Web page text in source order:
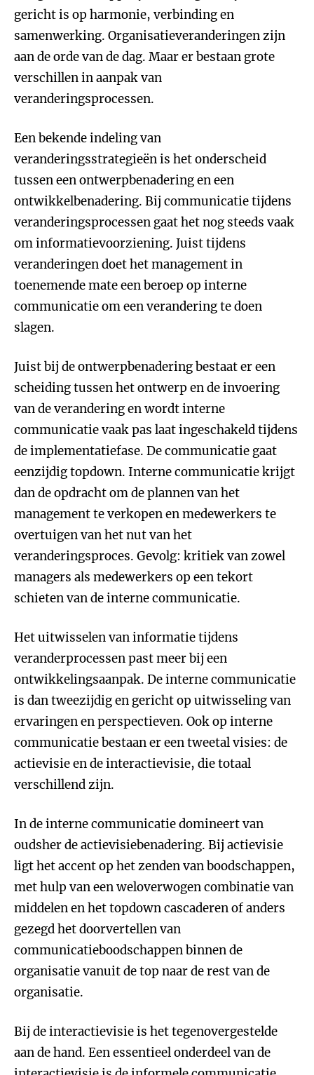
gericht is op harmonie, verbinding en
samenwerking. Organisatieveranderingen zijn
aan de orde van de dag. Maar er bestaan grote
verschillen in aanpak van
veranderingsprocessen.
Een bekende indeling van
veranderingsstrategieën is het onderscheid
tussen een ontwerpbenadering en een
ontwikkelbenadering. Bij communicatie tijdens
veranderingsprocessen gaat het nog steeds vaak
om informatievoorziening. Juist tijdens
veranderingen doet het management in
toenemende mate een beroep op interne
communicatie om een verandering te doen
slagen.
Juist bij de ontwerpbenadering bestaat er een
scheiding tussen het ontwerp en de invoering
van de verandering en wordt interne
communicatie vaak pas laat ingeschakeld tijdens
de implementatiefase. De communicatie gaat
eenzijdig topdown. Interne communicatie krijgt
dan de opdracht om de plannen van het
management te verkopen en medewerkers te
overtuigen van het nut van het
veranderingsproces. Gevolg: kritiek van zowel
managers als medewerkers op een tekort
schieten van de interne communicatie.
Het uitwisselen van informatie tijdens
veranderprocessen past meer bij een
ontwikkelingsaanpak. De interne communicatie
is dan tweezijdig en gericht op uitwisseling van
ervaringen en perspectieven. Ook op interne
communicatie bestaan er een tweetal visies: de
actievisie en de interactievisie, die totaal
verschillend zijn.
In de interne communicatie domineert van
oudsher de actievisiebenadering. Bij actievisie
ligt het accent op het zenden van boodschappen,
met hulp van een weloverwogen combinatie van
middelen en het topdown cascaderen of anders
gezegd het doorvertellen van
communicatieboodschappen binnen de
organisatie vanuit de top naar de rest van de
organisatie.
Bij de interactievisie is het tegenovergestelde
aan de hand. Een essentieel onderdeel van de